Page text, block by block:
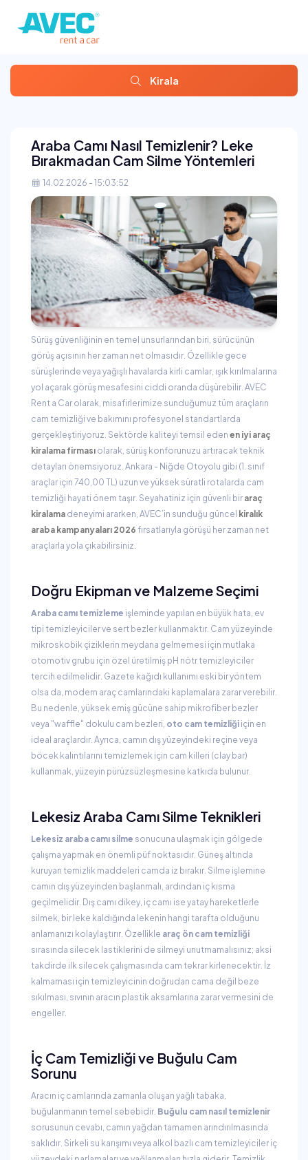
Kirala
Araba Camı Nasıl Temizlenir? Leke
Bırakmadan Cam Silme Yöntemleri
14.02.2026 - 15:03:52
Sürüş güvenliğinin en temel unsurlarından biri, sürücünün
görüş açısının her zaman net olmasıdır. Özellikle gece
sürüşlerinde veya yağışlı havalarda kirli camlar, ışık kırılmalarına
yol açarak görüş mesafesini ciddi oranda düşürebilir. AVEC
Rent a Car olarak, misafirlerimize sunduğumuz tüm araçların
cam temizliği ve bakımını profesyonel standartlarda
gerçekleştiriyoruz. Sektörde kaliteyi temsil eden en iyi araç
kiralama firması olarak, sürüş konforunuzu artıracak teknik
detayları önemsiyoruz. Ankara - Niğde Otoyolu gibi (1. sınıf
araçlar için 740,00 TL) uzun ve yüksek süratli rotalarda cam
temizliği hayati önem taşır. Seyahatiniz için güvenli bir araç
kiralama deneyimi ararken, AVEC’in sunduğu güncel kiralık
araba kampanyaları 2026 fırsatlarıyla görüşü her zaman net
araçlarla yola çıkabilirsiniz.
Doğru Ekipman ve Malzeme Seçimi
Araba camı temizleme işleminde yapılan en büyük hata, ev
tipi temizleyiciler ve sert bezler kullanmaktır. Cam yüzeyinde
mikroskobik çiziklerin meydana gelmemesi için mutlaka
otomotiv grubu için özel üretilmiş pH nötr temizleyiciler
tercih edilmelidir. Gazete kağıdı kullanımı eski bir yöntem
olsa da, modern araç camlarındaki kaplamalara zarar verebilir.
Bu nedenle, yüksek emiş gücüne sahip mikrofiber bezler
veya "waffle" dokulu cam bezleri, oto cam temizliği için en
ideal araçlardır. Ayrıca, camın dış yüzeyindeki reçine veya
böcek kalıntılarını temizlemek için cam killeri (clay bar)
kullanmak, yüzeyin pürüzsüzleşmesine katkıda bulunur.
Lekesiz Araba Camı Silme Teknikleri
Lekesiz araba camı silme sonucuna ulaşmak için gölgede
çalışma yapmak en önemli püf noktasıdır. Güneş altında
kuruyan temizlik maddeleri camda iz bırakır. Silme işlemine
camın dış yüzeyinden başlanmalı, ardından iç kısma
geçilmelidir. Dış camı dikey, iç camı ise yatay hareketlerle
silmek, bir leke kaldığında lekenin hangi tarafta olduğunu
anlamanızı kolaylaştırır. Özellikle araç ön cam temizliği
sırasında silecek lastiklerini de silmeyi unutmamalısınız; aksi
takdirde ilk silecek çalışmasında cam tekrar kirlenecektir. İz
kalmaması için temizleyicinin doğrudan cama değil beze
sıkılması, sıvının aracın plastik aksamlarına zarar vermesini de
engeller.
İç Cam Temizliği ve Buğulu Cam
Sorunu
Aracın iç camlarında zamanla oluşan yağlı tabaka,
buğulanmanın temel sebebidir. Buğulu cam nasıl temizlenir
sorusunun cevabı, camın yağdan tamamen arındırılmasında
saklıdır. Sirkeli su karışımı veya alkol bazlı cam temizleyiciler iç